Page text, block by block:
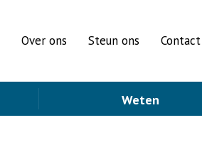
Over ons Steun ons Contact
Weten